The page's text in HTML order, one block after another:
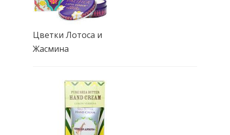
Цветки Лотоса и
Жасмина